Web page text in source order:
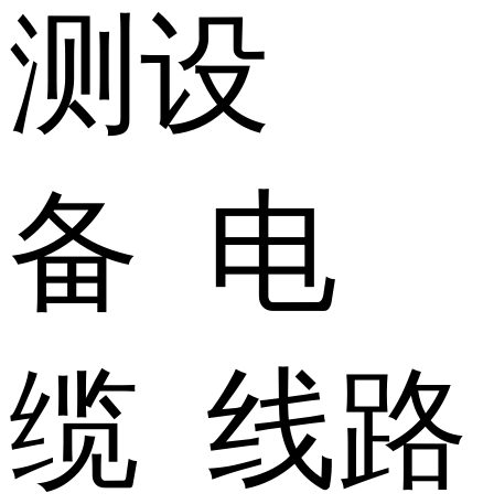
测设
备 电
缆 线路